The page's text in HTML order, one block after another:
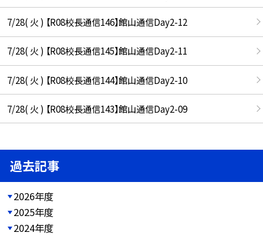
7/28( 火 ) 【R08校長通信146】館山通信Day2-12
7/28( 火 ) 【R08校長通信145】館山通信Day2-11
7/28( 火 ) 【R08校長通信144】館山通信Day2-10
7/28( 火 ) 【R08校長通信143】館山通信Day2-09
過去記事
2026年度
2025年度
2024年度